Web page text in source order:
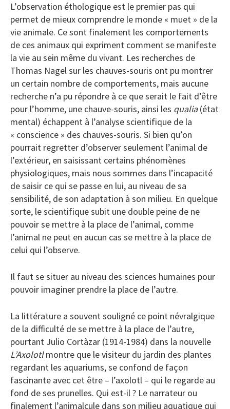
L’observation éthologique est le premier pas qui
permet de mieux comprendre le monde « muet » de la
vie animale. Ce sont finalement les comportements
de ces animaux qui expriment comment se manifeste
la vie au sein même du vivant. Les recherches de
Thomas Nagel sur les chauves-souris ont pu montrer
un certain nombre de comportements, mais aucune
recherche n’a pu répondre à ce que serait le fait d’être
pour l’homme, une chauve-souris, ainsi les qualia(état
mental) échappent à l’analyse scientifique de la
« conscience » des chauves-souris. Si bien qu’on
pourrait regretter d’observer seulement l’animal de
l’extérieur, en saisissant certains phénomènes
physiologiques, mais nous sommes dans l’incapacité
de saisir ce qui se passe en lui, au niveau de sa
sensibilité, de son adaptation à son milieu. En quelque
sorte, le scientifique subit une double peine de ne
pouvoir se mettre à la place de l’animal, comme
l’animal ne peut en aucun cas se mettre à la place de
celui qui l’observe.
Il faut se situer au niveau des sciences humaines pour
pouvoir imaginer prendre la place de l’autre.
La littérature a souvent souligné ce point névralgique
de la difficulté de se mettre à la place de l’autre,
pourtant Julio Cortàzar (1914-1984) dans la nouvelle
L’Axolotlmontre que le visiteur du jardin des plantes
regardant les aquariums, se confond de façon
fascinante avec cet être – l’axolotl – qui le regarde au
fond de ses prunelles. Qui est-il ? Le narrateur ou
finalement l’animalcule dans son milieu aquatique qui